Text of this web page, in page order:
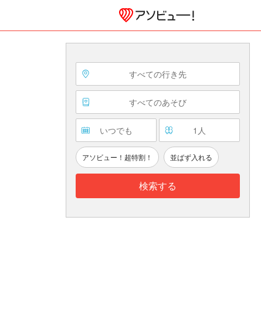
すべての行き先
すべてのあそび
いつでも 1 人
アソビュー！超特割！ 並ばず入れる
検索する